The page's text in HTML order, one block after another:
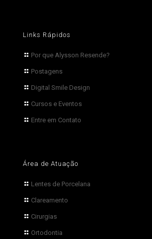
Links Rápidos
Por que Alysson Resende?
Postagens
Digital Smile Design
Cursos e Eventos
Entre em Contato
Área de Atuação
Lentes de Porcelana
Clareamento
Cirurgias
Ortodontia